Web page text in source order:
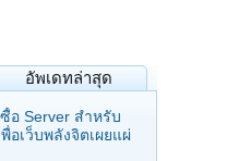
อัพเดทล่าสุด
อ Server สำหรับ
อเว็บพลังจิตเผยแผ่